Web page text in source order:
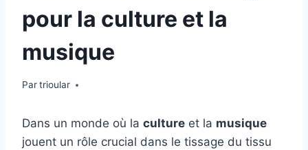
pour la culture et la
musique
Partrioular
Dans un monde où la culture et la musique
jouent un rôle crucial dans le tissage du tissu